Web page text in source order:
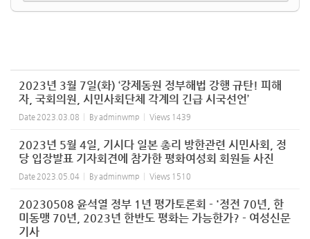
2023년 3월 7일(화) ‘강제동원 정부해법 강행 규탄! 피해
자, 국회의원, 시민사회단체 각계의 긴급 시국선언’
Date 2023.03.08 Byadminwmp Views 1439
2023년 5월 4일, 기시다 일본 총리 방한관련 시민사회, 정
당 입장발표 기자회견에 참가한 평화여성회 회원들 사진
Date 2023.05.04 Byadminwmp Views 1510
20230508 윤석열 정부 1년 평가토론회 - '정전 70년, 한
미동맹 70년, 2023년 한반도 평화는 가능한가? - 여성신문
기사